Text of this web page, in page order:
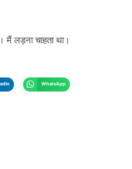
मैं लड़ना चाहता था।
WhatsApp